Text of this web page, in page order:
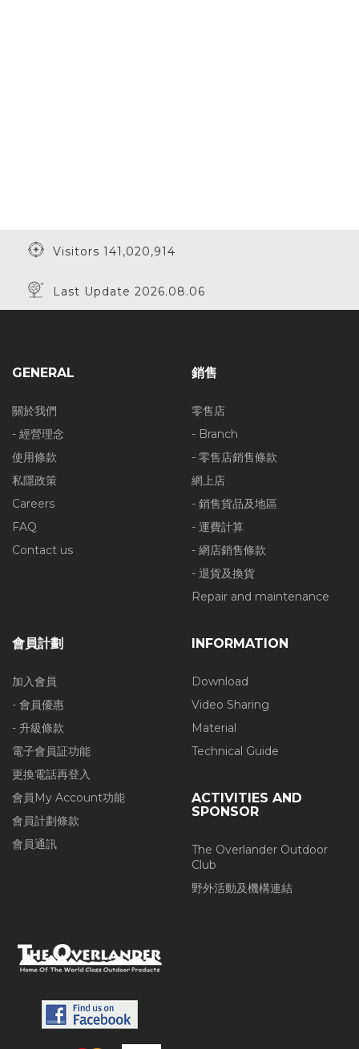
Visitors 141,020,914
Last Update 2026.08.06
GENERAL
關於我們
- 經營理念
使用條款
私隱政策
Careers
FAQ
Contact us
銷售
零售店
- Branch
- 零售店銷售條款
網上店
- 銷售貨品及地區
- 運費計算
- 網店銷售條款
- 退貨及換貨
Repair and maintenance
會員計劃
加入會員
- 會員優惠
- 升級條款
電子會員証功能
更換電話再登入
會員My Account功能
會員計劃條款
會員通訊
INFORMATION
Download
Video Sharing
Material
Technical Guide
ACTIVITIES AND
SPONSOR
The Overlander Outdoor
Club
野外活動及機構連結